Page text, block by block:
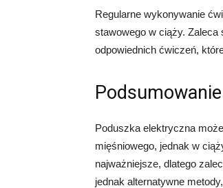
Regularne wykonywanie
stawowego w ciąży. Zaleca
odpowiednich ćwiczeń,
Podsumowanie
Poduszka elektryczna
mięśniowego, jednak w
najważniejsze, dlatego
jednak alternatywne